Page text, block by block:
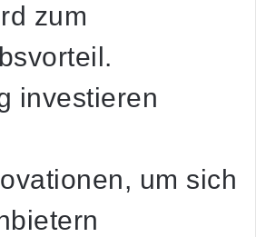
zum
investieren
um sich